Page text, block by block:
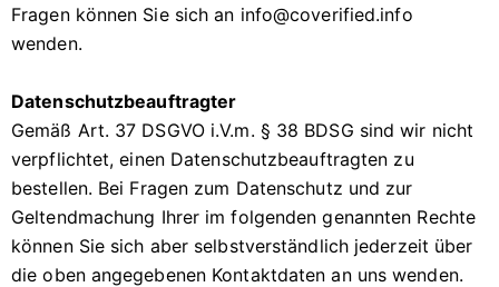
Fragen können Sie sich an info@coverified.info
wenden.
Datenschutzbeauftragter
Gemäß Art. 37 DSGVO i.V.m. § 38 BDSG sind wir nicht
verpflichtet, einen Datenschutzbeauftragten zu
bestellen. Bei Fragen zum Datenschutz und zur
Geltendmachung Ihrer im folgenden genannten Rechte
können Sie sich aber selbstverständlich jederzeit über
die oben angegebenen Kontaktdaten an uns wenden.